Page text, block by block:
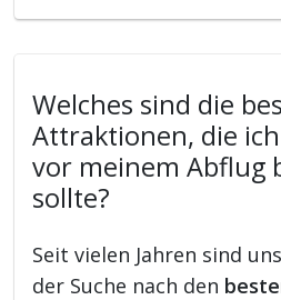
Welches sind die
Attraktionen, die
vor meinem Abflug
sollte?
Seit vielen Jahren sind
der Suche nach den